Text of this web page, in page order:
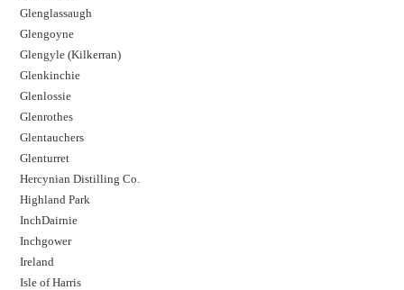
Glenglassaugh
Glengoyne
Glengyle (Kilkerran)
Glenkinchie
Glenlossie
Glenrothes
Glentauchers
Glenturret
Hercynian Distilling Co.
Highland Park
InchDairnie
Inchgower
Ireland
Isle of Harris